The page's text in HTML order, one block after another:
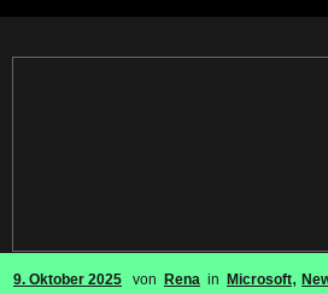
9. Oktober 2025 von Rena in Microsoft,